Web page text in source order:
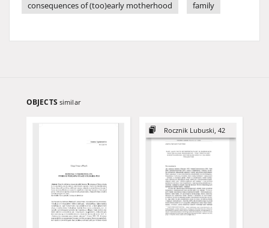
consequences of (too)early motherhood
family
OBJECTS similar
Rocznik Lubuski, 42